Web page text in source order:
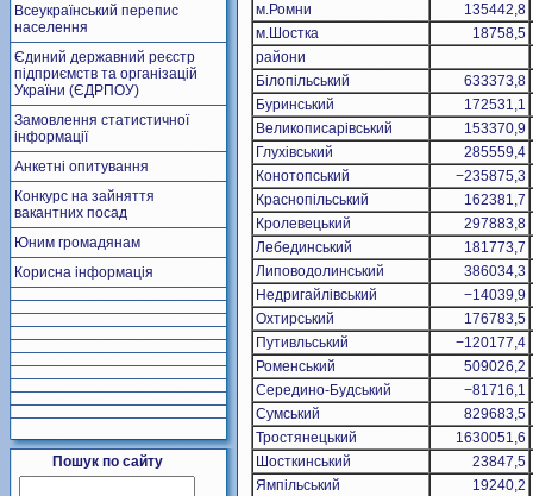
Всеукраїнський перепис
населення
Єдиний державний реєстр
підприємств та організацій
України (ЄДРПОУ)
Замовлення статистичної
інформації
Анкетні опитування
Конкурс на зайняття
вакантних посад
Юним громадянам
Корисна інформація
Пошук по сайту
м.Ромни
135442,8
м.Шостка
18758,5
райони
Білопільський
633373,8
Буринський
172531,1
Великописарівський
153370,9
Глухівський
285559,4
Конотопський
−235875,3
Краснопільський
162381,7
Кролевецький
297883,8
Лебединський
181773,7
Липоводолинський
386034,3
Недригайлівський
−14039,9
Охтирський
176783,5
Путивльський
−120177,4
Роменський
509026,2
Середино-Будський
−81716,1
Сумський
829683,5
Тростянецький
1630051,6
Шосткинський
23847,5
Ямпільський
19240,2